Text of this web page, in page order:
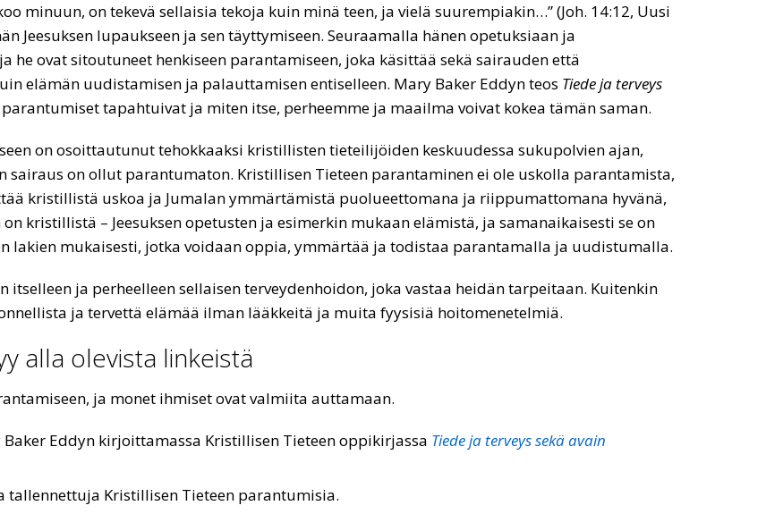
minuun, on tekevä sellaisia tekoja kuin minä teen, ja vielä suurempiakin…” (Joh. 14:12, Uusi
Jeesuksen lupaukseen ja sen täyttymiseen. Seuraamalla hänen opetuksiaan ja
ovat sitoutuneet henkiseen parantamiseen, joka käsittää sekä sairauden että
elämän uudistamisen ja palauttamisen entiselleen. Mary Baker Eddyn teos Tiede ja terveys
tapahtuivat ja miten itse, perheemme ja maailma voivat kokea tämän saman.
on osoittautunut tehokkaaksi kristillisten tieteilijöiden keskuudessa sukupolvien ajan,
sairaus on ollut parantumaton. Kristillisen Tieteen parantaminen ei ole uskolla parantamista,
kristillistä uskoa ja Jumalan ymmärtämistä puolueettomana ja riippumattomana hyvänä,
kristillistä – Jeesuksen opetusten ja esimerkin mukaan elämistä, ja samanaikaisesti se on
lakien mukaisesti, jotka voidaan oppia, ymmärtää ja todistaa parantamalla ja uudistumalla.
ja perheelleen sellaisen terveydenhoidon, joka vastaa heidän tarpeitaan. Kuitenkin
ja tervettä elämää ilman lääkkeitä ja muita fyysisiä hoitomenetelmiä.
alla olevista linkeistä
ja monet ihmiset ovat valmiita auttamaan.
Eddyn kirjoittamassa Kristillisen Tieteen oppikirjassa Tiede ja terveys sekä avain
tallennettuja Kristillisen Tieteen parantumisia.